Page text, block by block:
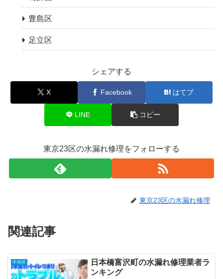
豊島区
足立区
シェアする
X Facebook はてブ
LINE コピー
東京23区の水漏れ修理をフォローする
東京23区の水漏れ修理
関連記事
中央区
日本橋富沢町の水漏れ修理業者ラ
ンキング